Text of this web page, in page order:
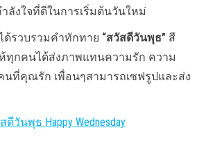
ลังใจที่ดีในการเริ่มต้นวันใหม่
ด้รวบรวมคำทักทาย “สวัสดีวันพุธ” สี
ห้ทุกคนได้ส่งภาพแทนความรัก ความ
นที่คุณรัก เพื่อนๆสามารถเซฟรูปและส่ง